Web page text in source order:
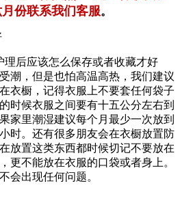
份联系我们客服。
理后应该怎么保存或者收藏才好
潮，但是也怕高温高热，我们建议
衣橱，记得衣服上不要套任何袋子
时候衣服之间要有十五公分左右到
家里潮湿建议每个月最少一次放到
时。还有很多朋友会在衣橱放置防
放置这类东西都时候切记不要放在
更不能放在衣服的口袋或者身上。
会出现任何问题。